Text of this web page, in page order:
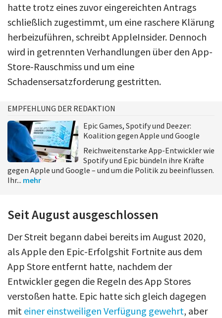
hatte trotz eines zuvor eingereichten Antrags
schließlich zugestimmt, um eine raschere Klärung
herbeizuführen, schreibt AppleInsider. Dennoch
wird in getrennten Verhandlungen über den App-
Store-Rauschmiss und um eine
Schadensersatzforderung gestritten.
EMPFEHLUNG DER REDAKTION
Epic Games, Spotify und Deezer:
Koalition gegen Apple und Google
Reichweitenstarke App-Entwickler wie
Spotify und Epic bündeln ihre Kräfte
gegen Apple und Google – und um die Politik zu beeinflussen.
Ihr... mehr
Seit August ausgeschlossen
Der Streit begann dabei bereits im August 2020,
als Apple den Epic-Erfolgshit Fortnite aus dem
App Store entfernt hatte, nachdem der
Entwickler gegen die Regeln des App Stores
verstoßen hatte. Epic hatte sich gleich dagegen
mit einer einstweiligen Verfügung gewehrt, aber